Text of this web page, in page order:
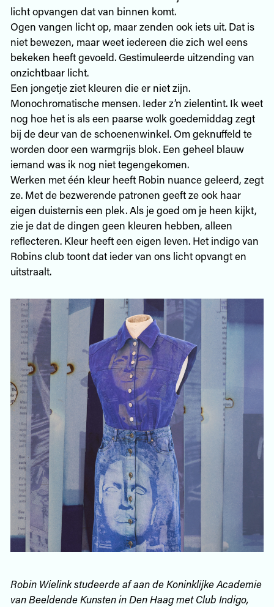
licht opvangen dat van binnen komt.
Ogen vangen licht op, maar zenden ook iets uit. Dat is
niet bewezen, maar weet iedereen die zich wel eens
bekeken heeft gevoeld. Gestimuleerde uitzending van
onzichtbaar licht.
Een jongetje ziet kleuren die er niet zijn.
Monochromatische mensen. Ieder z’n zielentint. Ik weet
nog hoe het is als een paarse wolk goedemiddag zegt
bij de deur van de schoenenwinkel. Om geknuffeld te
worden door een warmgrijs blok. Een geheel blauw
iemand was ik nog niet tegengekomen.
Werken met één kleur heeft Robin nuance geleerd, zegt
ze. Met de bezwerende patronen geeft ze ook haar
eigen duisternis een plek. Als je goed om je heen kijkt,
zie je dat de dingen geen kleuren hebben, alleen
reflecteren. Kleur heeft een eigen leven. Het indigo van
Robins club toont dat ieder van ons licht opvangt en
uitstraalt.
Robin Wielink studeerde af aan de Koninklijke Academie
van Beeldende Kunsten in Den Haag met Club Indigo,